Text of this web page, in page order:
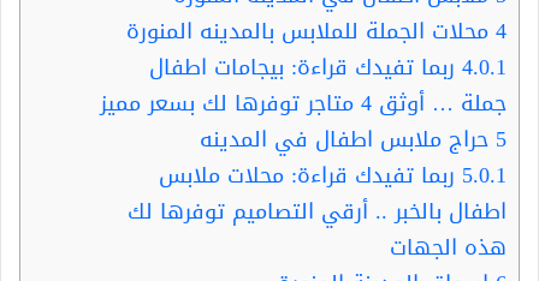
4محلات الجملة للملابس بالمدينه المنورة
4.0.1 ربما تفيدك قراءة: بيجامات اطفال
جملة … أوثق 4 متاجر توفرها لك بسعر مميز
5 حراج ملابس اطفال في المدينه
5.0.1 ربما تفيدك قراءة: محلات ملابس
اطفال بالخبر .. أرقي التصاميم توفرها لك
هذه الجهات